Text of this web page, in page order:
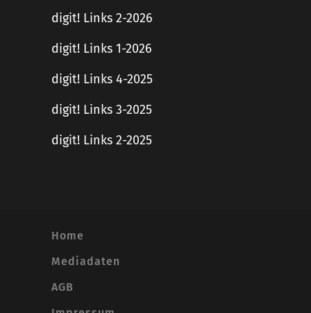
digit! Links 2-2026
digit! Links 1-2026
digit! Links 4-2025
digit! Links 3-2025
digit! Links 2-2025
Home
Mediadaten
AGB